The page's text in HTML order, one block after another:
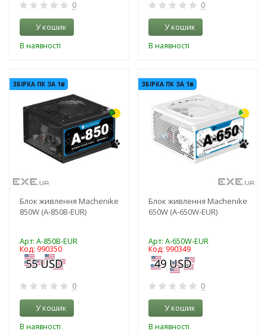
0
У кошик
В наявності
0
У кошик
В наявності
ЗБІРКА ПК ЗА 1₴
Блок живлення Machenike
850W (A-850B-EUR)
Арт: A-850B-EUR
Код: 990350
0
У кошик
В наявності
ЗБІРКА ПК ЗА 1₴
Блок живлення Machenike
650W (A-650W-EUR)
Арт: A-650W-EUR
Код: 990349
0
У кошик
В наявності